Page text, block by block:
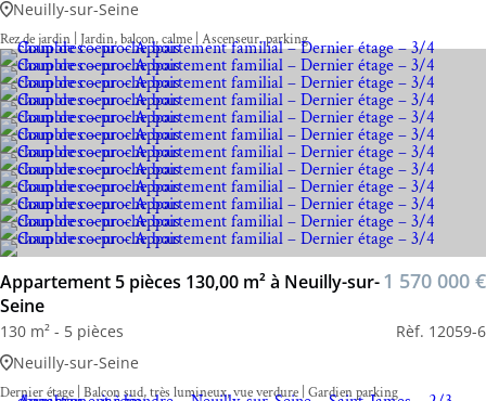
Neuilly-sur-Seine
Rez de jardin | Jardin, balcon, calme | Ascenseur, parking
Appartement 5 pièces 130,00 m² à Neuilly-sur-
Seine
1 570 000 €
130 m² - 5 pièces
Rèf. 12059-6
Neuilly-sur-Seine
Dernier étage | Balcon sud, très lumineux, vue verdure | Gardien parking